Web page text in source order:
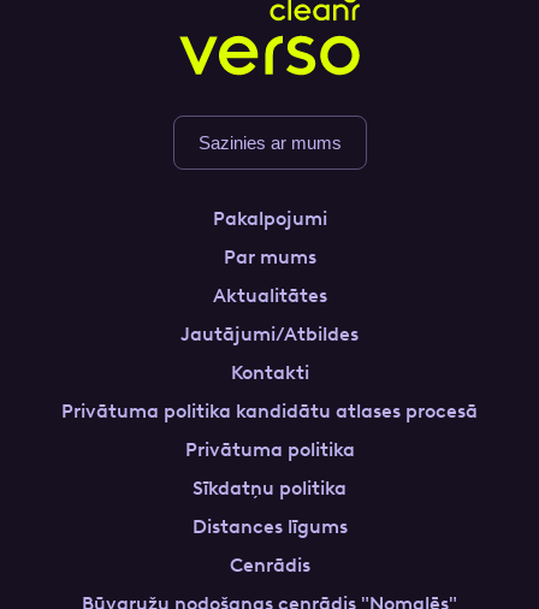
Sazinies ar mums
Pakalpojumi
Par mums
Aktualitātes
Jautājumi/Atbildes
Kontakti
Privātuma politika kandidātu atlases procesā
Privātuma politika
Sīkdatņu politika
Distances līgums
Cenrādis
Būvgružu nodošanas cenrādis "Nomalēs"